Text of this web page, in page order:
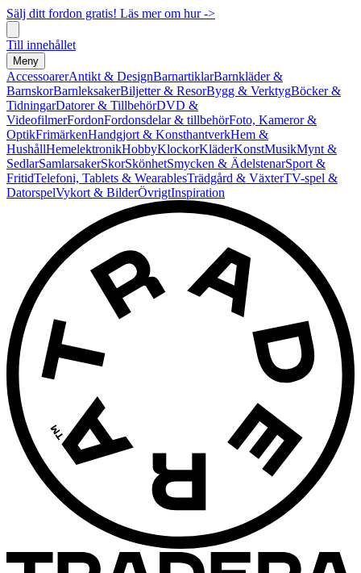
Sälj ditt fordon gratis! Läs mer om hur ->
Till innehållet
Meny
AccessoarerAntikt & DesignBarnartiklarBarnkläder &
BarnskorBarnleksakerBiljetter & ResorBygg & VerktygBöcker &
TidningarDatorer & TillbehörDVD &
VideofilmerFordonFordonsdelar & tillbehörFoto, Kameror &
OptikFrimärkenHandgjort & KonsthantverkHem &
HushållHemelektronikHobbyKlockorKläderKonstMusikMynt &
SedlarSamlarsakerSkorSkönhetSmycken & ÄdelstenarSport &
FritidTelefoni, Tablets & WearablesTrädgård & VäxterTV-spel &
DatorspelVykort & BilderÖvrigtInspiration